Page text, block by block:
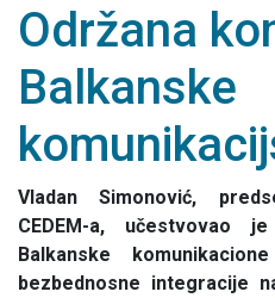
Održana
Balkanske
Vladan Simonović,
CEDEM-a, učestvovao
Balkanske
bezbednosne integracije